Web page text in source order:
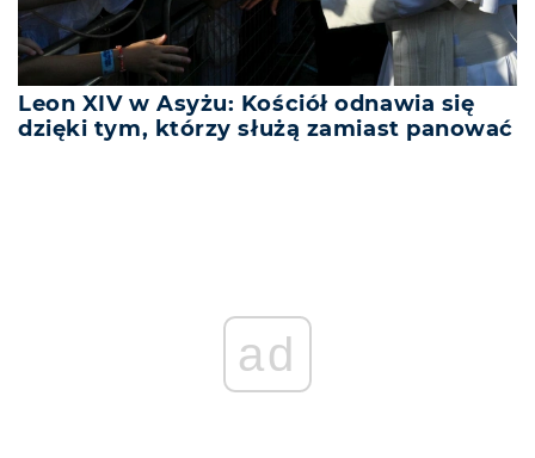
Leon XIV w Asyżu: Kościół odnawia się
dzięki tym, którzy służą zamiast panować
ad